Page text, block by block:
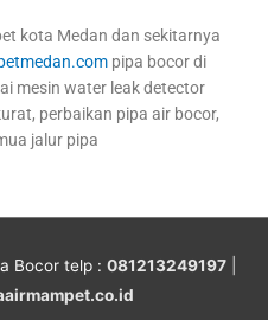
kota Medan dan sekitarnya
pipa bocor di
mesin water leak detector
perbaikan pipa air bocor,
jalur pipa
Bocortelp : 081213249197|